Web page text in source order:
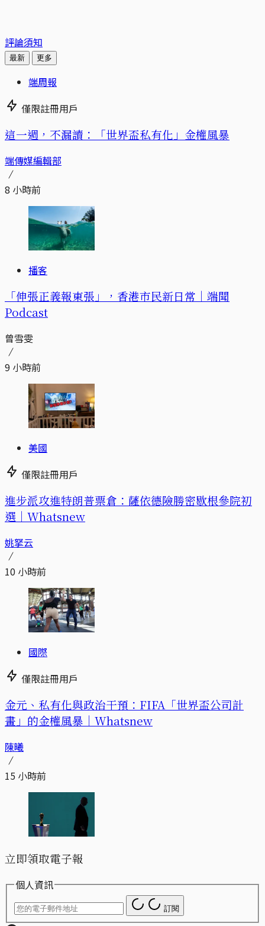
評論須知
最新 更多
端周報
僅限註冊用戶
這一週，不漏讀：「世界盃私有化」金權風暴
端傳媒編輯部
8 小時前
播客
「伸張正義報東張」，香港市民新日常｜端聞
Podcast
曾雪雯
9 小時前
美國
僅限註冊用戶
進步派攻進特朗普票倉：薩依德險勝密歇根參院初
選｜Whatsnew
姚拏云
10 小時前
國際
僅限註冊用戶
金元、私有化與政治干預：FIFA「世界盃公司計
畫」的金權風暴｜Whatsnew
陳曦
15 小時前
立即領取電子報
個人資訊
訂閱